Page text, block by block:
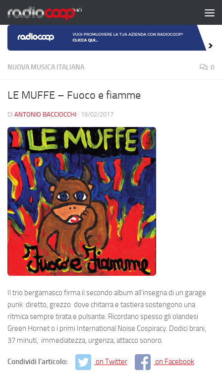
Salta al contenuto
NUOVA MUSICA ITALIANA 0
LE MUFFE – Fuoco e fiamme
DI ANTONIO BACCIOCCHI · 19/02/2017
Il trio bergamasco firma il secondo album all’insegna di un garage
punk diretto, grezzo dove chitarra e tastiera sostengono una
ritmica sempre tirata e pulsante. Ricordano spesso gli olandesi
Green Hornet o i primi International Noise Cospiracy. Dodici brani,
37 minuti, immediatezza, urgenza, attacco sonoro.
Condividi l'articolo: on Twitter on Facebook